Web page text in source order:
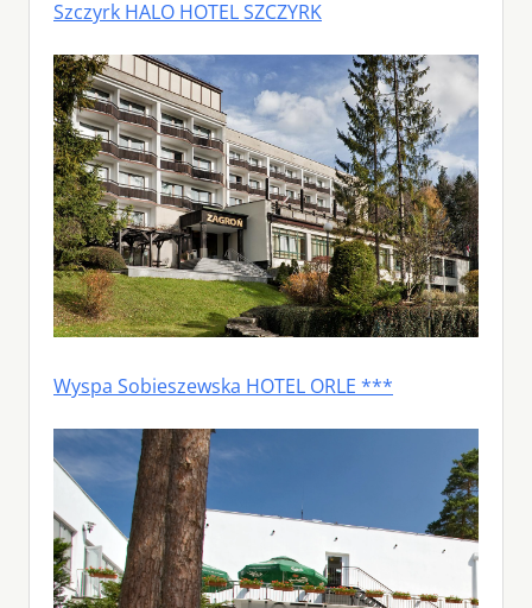
Szczyrk HALO HOTEL SZCZYRK
Wyspa Sobieszewska HOTEL ORLE ***